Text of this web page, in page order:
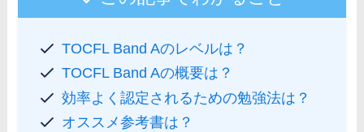
TOCFL Band Aのレベルは？
TOCFL Band Aの概要は？
効率よく認定されるための勉強法は？
オススメ参考書は？